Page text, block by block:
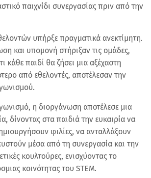
παιχνίδι συνεργασίας πριν από την
υπήρξε πραγματικά ανεκτίμητη.
και υπομονή στήριξαν τις ομάδες,
κάθε παιδί θα ζήσει μια αξέχαστη
από εθελοντές, αποτέλεσαν την
η διοργάνωση αποτέλεσε μια
δίνοντας στα παιδιά την ευκαιρία να
φιλίες, να ανταλλάξουν
μέσα από τη συνεργασία και την
κουλτούρες, ενισχύοντας το
κοινότητας του STEM.